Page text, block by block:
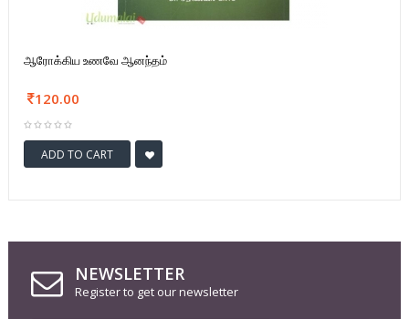
ஆரோக்கிய உணவே ஆனந்தம்
120.00
ADD TO CART
NEWSLETTER
Register to get our newsletter